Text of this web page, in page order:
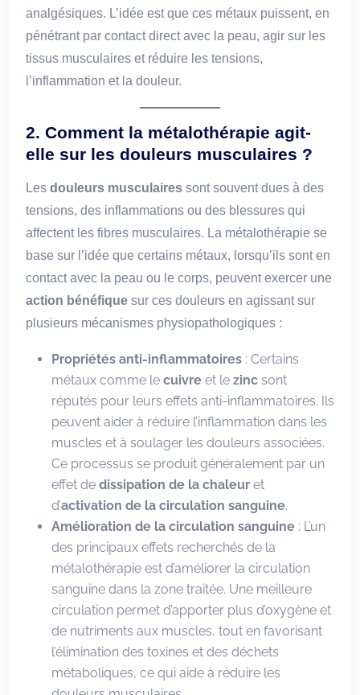
analgésiques. L’idée est que ces métaux puissent, en
pénétrant par contact direct avec la peau, agir sur les
tissus musculaires et réduire les tensions,
l’inflammation et la douleur.
2. Comment la métalothérapie agit-
elle sur les douleurs musculaires ?
Les douleurs musculaires sont souvent dues à des
tensions, des inflammations ou des blessures qui
affectent les fibres musculaires. La métalothérapie se
base sur l’idée que certains métaux, lorsqu’ils sont en
contact avec la peau ou le corps, peuvent exercer une
action bénéfique sur ces douleurs en agissant sur
plusieurs mécanismes physiopathologiques :
Propriétés anti-inflammatoires : Certains
métaux comme le cuivre et le zinc sont
réputés pour leurs effets anti-inflammatoires. Ils
peuvent aider à réduire l’inflammation dans les
muscles et à soulager les douleurs associées.
Ce processus se produit généralement par un
effet de dissipation de la chaleur et
d’activation de la circulation sanguine.
Amélioration de la circulation sanguine : L’un
des principaux effets recherchés de la
métalothérapie est d’améliorer la circulation
sanguine dans la zone traitée. Une meilleure
circulation permet d’apporter plus d’oxygène et
de nutriments aux muscles, tout en favorisant
l’élimination des toxines et des déchets
métaboliques, ce qui aide à réduire les